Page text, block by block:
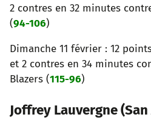
2 contres en 32 minutes
(94-106)
Dimanche 11 février : 12
et 2 contres en 34 minutes
Blazers (115-96)
Joffrey Lauvergne